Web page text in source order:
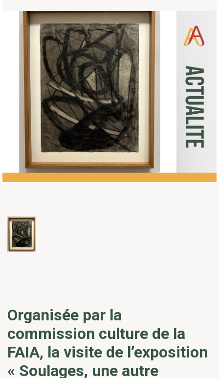
Organisée par la
commission culture de la
FAIA, la visite de l’exposition
« Soulages, une autre